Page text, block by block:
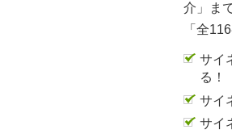
介」ま
「全
サイ
る！
サイ
サイ